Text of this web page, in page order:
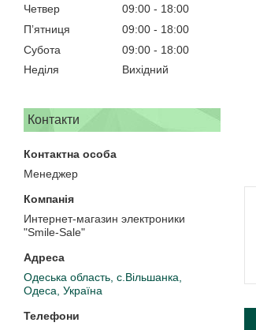
Четвер
09:00
18:00
Пʼятниця
09:00
18:00
Субота
09:00
18:00
Неділя
Вихідний
Контакти
Менеджер
Интернет-магазин электроники
"Smile-Sale"
Одеська область, с.Вільшанка,
Одеса, Україна